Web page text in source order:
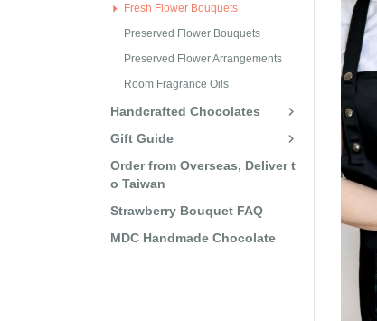
Fresh Flower Bouquets
Preserved Flower Bouquets
Preserved Flower Arrangements
Room Fragrance Oils
Handcrafted Chocolates
Gift Guide
Order from Overseas, Deliver t
o Taiwan
Strawberry Bouquet FAQ
MDC Handmade Chocolate